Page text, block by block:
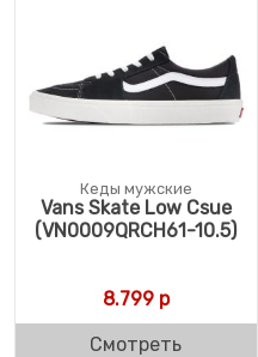
Кеды мужские
Vans Skate Low Csue
(VN0009QRCH61-10.5)
8.799р
Смотреть